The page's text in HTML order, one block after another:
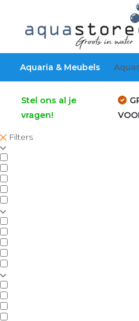
Aquaria & Meubels
Stel ons al je
vragen!
Filters